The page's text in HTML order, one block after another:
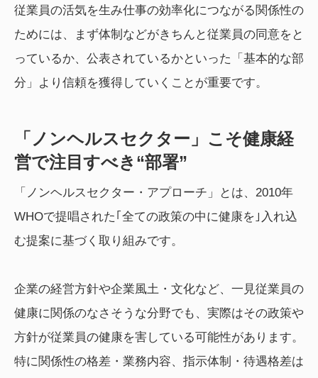
従業員の活気を生み仕事の効率化につながる関係性の
ためには、まず体制などがきちんと従業員の同意をと
っているか、公表されているかといった「基本的な部
分」より信頼を獲得していくことが重要です。
「ノンヘルスセクター」こそ健康経
営で注目すべき“部署”
「ノンヘルスセクター・アプローチ」とは、2010年
WHOで提唱された｢全ての政策の中に健康を｣入れ込
む提案に基づく取り組みです。
企業の経営方針や企業風土・文化など、一見従業員の
健康に関係のなさそうな分野でも、実際はその政策や
方針が従業員の健康を害している可能性があります。
特に関係性の格差・業務内容、指示体制・待遇格差は